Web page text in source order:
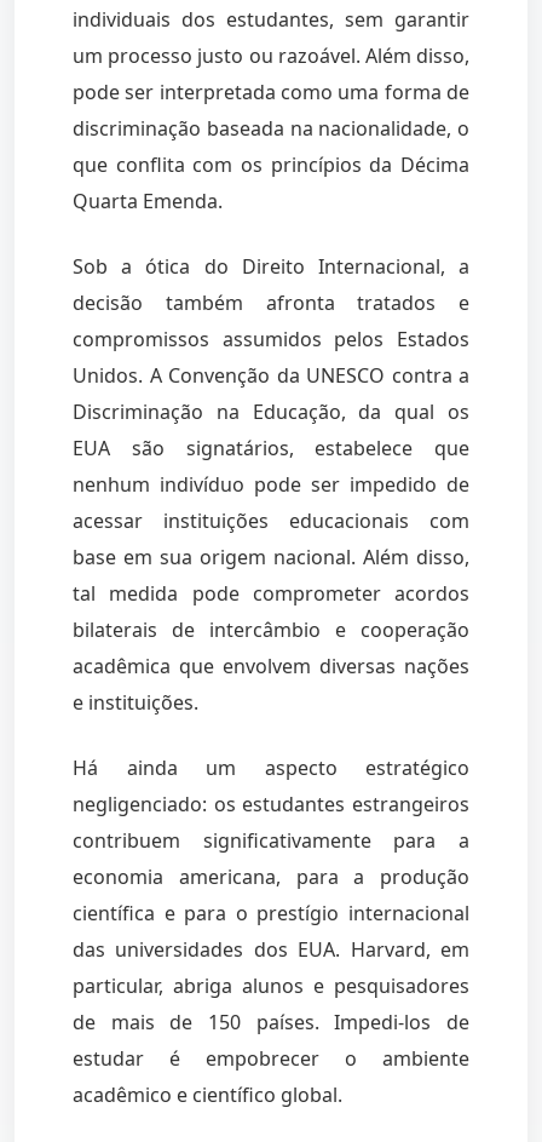
individuais dos estudantes, sem garantir
um processo justo ou razoável. Além disso,
pode ser interpretada como uma forma de
discriminação baseada na nacionalidade, o
que conflita com os princípios da Décima
Quarta Emenda.
Sob a ótica do Direito Internacional, a
decisão também afronta tratados e
compromissos assumidos pelos Estados
Unidos. A Convenção da UNESCO contra a
Discriminação na Educação, da qual os
EUA são signatários, estabelece que
nenhum indivíduo pode ser impedido de
acessar instituições educacionais com
base em sua origem nacional. Além disso,
tal medida pode comprometer acordos
bilaterais de intercâmbio e cooperação
acadêmica que envolvem diversas nações
e instituições.
Há ainda um aspecto estratégico
negligenciado: os estudantes estrangeiros
contribuem significativamente para a
economia americana, para a produção
científica e para o prestígio internacional
das universidades dos EUA. Harvard, em
particular, abriga alunos e pesquisadores
de mais de 150 países. Impedi-los de
estudar é empobrecer o ambiente
acadêmico e científico global.